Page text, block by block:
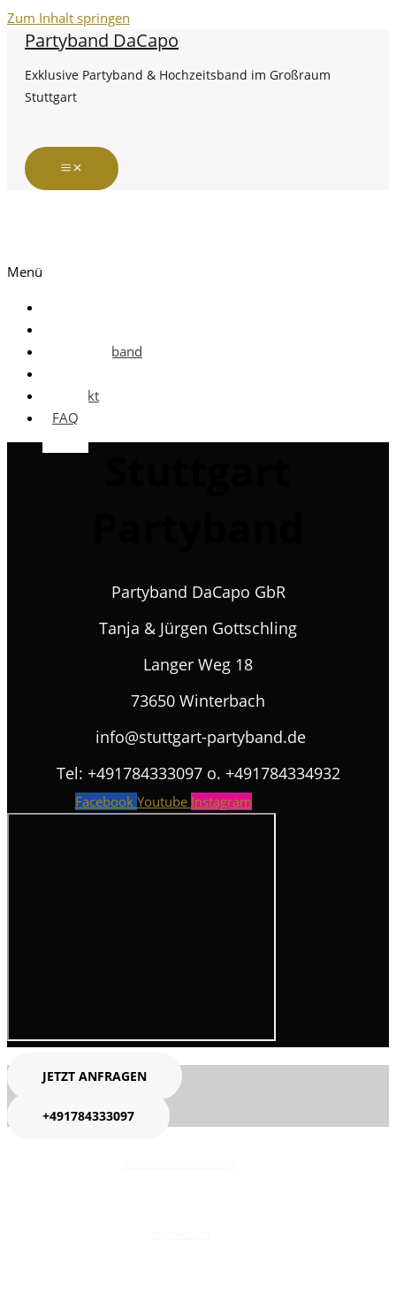
Zum Inhalt springen
Partyband DaCapo
Exklusive Partyband & Hochzeitsband im Großraum
Stuttgart
Menü
Hochzeitsband
Kontakt
FAQ
Partyband DaCapo GbR
Tanja & Jürgen Gottschling
Langer Weg 18
73650 Winterbach
info@stuttgart-partyband.de
Tel: +491784333097 o. +491784334932
Facebook Youtube Instagram
JETZT ANFRAGEN
+491784333097